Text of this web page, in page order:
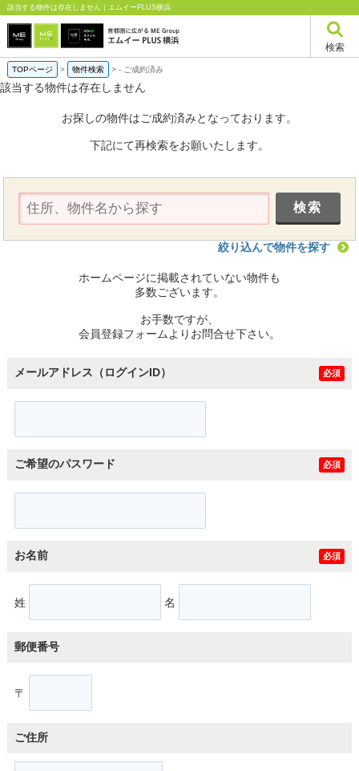
該当する物件は存在しません｜エムイーPLUS横浜
検索
TOPページ > 物件検索 >- ご成約済み
該当する物件は存在しません
お探しの物件はご成約済みとなっております。
下記にて再検索をお願いたします。
絞り込んで物件を探す
ホームページに掲載されていない物件も
多数ございます。
お手数ですが、
会員登録フォームよりお問合せ下さい。
メールアドレス（ログインID） 必須
ご希望のパスワード 必須
お名前 必須
姓 名
郵便番号
〒
ご住所